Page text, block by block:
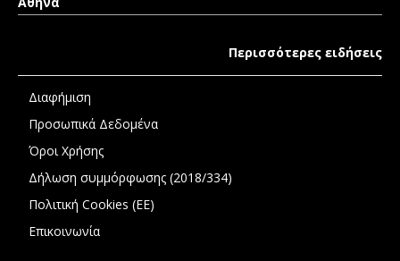
Περισσότερες ειδήσεις
Διαφήμιση
Προσωπικά Δεδομένα
Όροι Χρήσης
Δήλωση συμμόρφωσης (2018/334)
Πολιτική Cookies (ΕΕ)
Επικοινωνία